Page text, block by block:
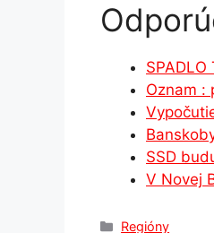
c
e
b
o
o
k
s
s
e
n
g
er
SPADLO
Oznam :
SSD
V Novej
Kategórie
Regióny